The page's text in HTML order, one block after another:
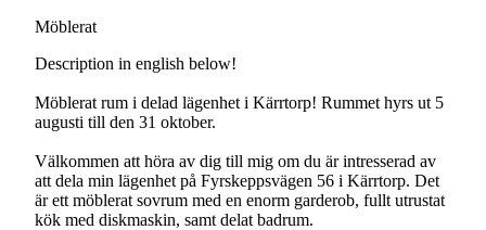
Möblerat
Description in english below!
Möblerat rum i delad lägenhet i Kärrtorp! Rummet hyrs ut 5
augusti till den 31 oktober.
Välkommen att höra av dig till mig om du är intresserad av
att dela min lägenhet på Fyrskeppsvägen 56 i Kärrtorp. Det
är ett möblerat sovrum med en enorm garderob, fullt utrustat
kök med diskmaskin, samt delat badrum.